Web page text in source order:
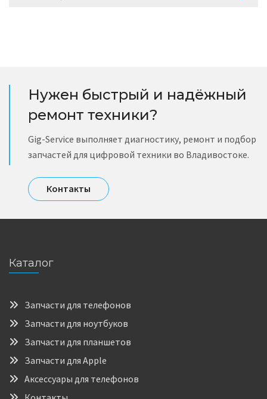
Нужен быстрый и надёжный
ремонт техники?
Gig-Service выполняет диагностику, ремонт и подбор
запчастей для цифровой техники во Владивостоке.
Контакты
Каталог
Запчасти для телефонов
Запчасти для ноутбуков
Запчасти для планшетов
Запчасти для Apple
Аксессуары для телефонов